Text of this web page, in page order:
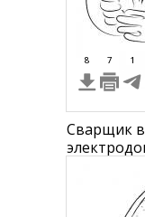
8 7 1
Сварщик
металла